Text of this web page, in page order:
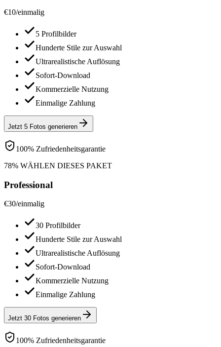
€10/einmalig
5 Profilbilder
Hunderte Stile zur Auswahl
Ultrarealistische Auflösung
Sofort-Download
Kommerzielle Nutzung
Einmalige Zahlung
Jetzt 5 Fotos generieren
100% Zufriedenheitsgarantie
78% WÄHLEN DIESES PAKET
Professional
€30/einmalig
30 Profilbilder
Hunderte Stile zur Auswahl
Ultrarealistische Auflösung
Sofort-Download
Kommerzielle Nutzung
Einmalige Zahlung
Jetzt 30 Fotos generieren
100% Zufriedenheitsgarantie